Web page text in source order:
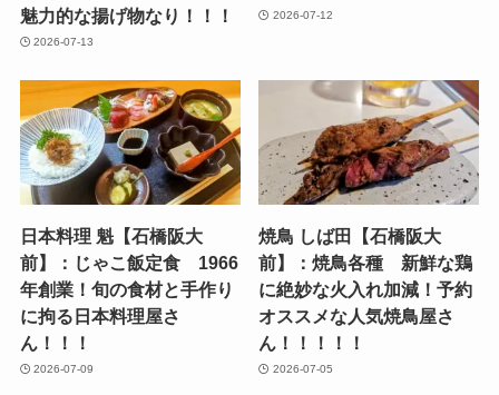
魅力的な揚げ物なり！！！
2026-07-13
2026-07-12
日本料理 魁【石橋阪大
前】：じゃこ飯定食 1966
年創業！旬の食材と手作り
に拘る日本料理屋さ
ん！！！
2026-07-09
焼鳥 しば田【石橋阪大
前】：焼鳥各種 新鮮な鶏
に絶妙な火入れ加減！予約
オススメな人気焼鳥屋さ
ん！！！！！
2026-07-05